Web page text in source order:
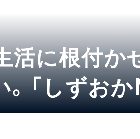
活に根付か
「しずお
あり方